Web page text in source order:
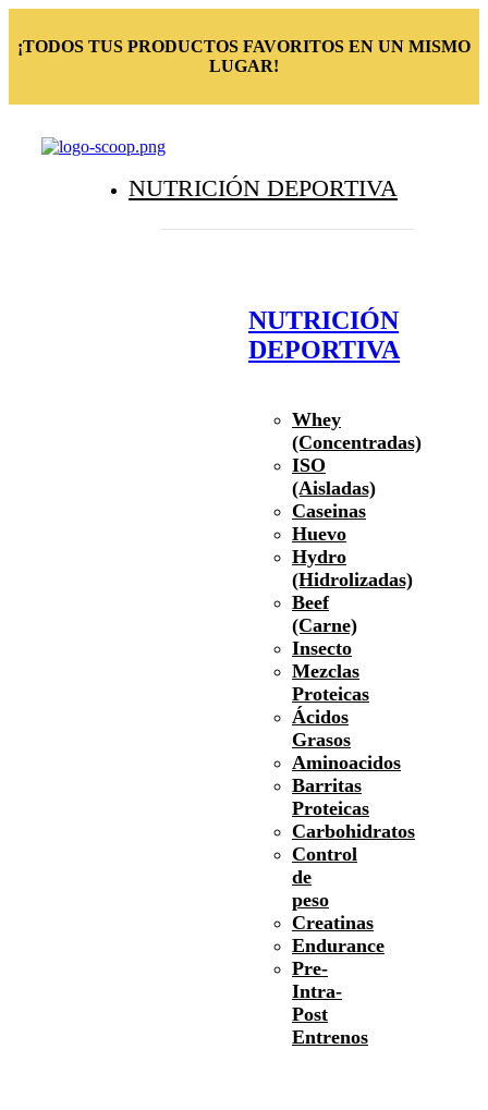
¡TODOS TUS PRODUCTOS FAVORITOS EN UN MISMO
LUGAR!
NUTRICIÓN DEPORTIVA
NUTRICIÓN
DEPORTIVA
Whey
(Concentradas)
ISO
(Aisladas)
Caseinas
Huevo
Hydro
(Hidrolizadas)
Beef
(Carne)
Insecto
Mezclas
Proteicas
Ácidos
Grasos
Aminoacidos
Barritas
Proteicas
Carbohidratos
Control
de
peso
Creatinas
Endurance
Pre-
Intra-
Post
Entrenos